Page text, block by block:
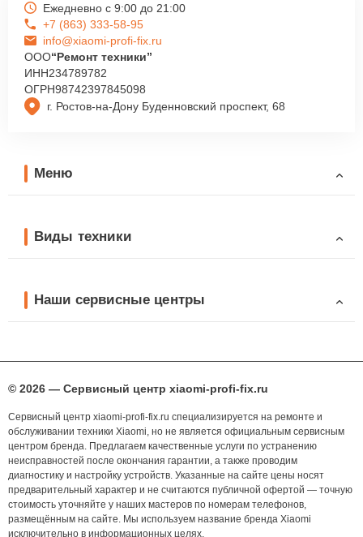
г. Ростов-на-Дону Буденновский проспект, 68
Ежедневно с 9:00 до 21:00
+7 (863) 333-58-95
info@xiaomi-profi-fix.ru
ООО“Ремонт техники”
ИНН234789782
ОГРН98742397845098
Меню
Виды техники
Наши сервисные центры
© 2026 — Сервисный центр xiaomi-profi-fix.ru
Сервисный центр xiaomi-profi-fix.ru специализируется на ремонте и
обслуживании техники Xiaomi, но не является официальным сервисным
центром бренда. Предлагаем качественные услуги по устранению
неисправностей после окончания гарантии, а также проводим
диагностику и настройку устройств. Указанные на сайте цены носят
предварительный характер и не считаются публичной офертой — точную
стоимость уточняйте у наших мастеров по номерам телефонов,
размещённым на сайте. Мы используем название бренда Xiaomi
исключительно в информационных целях.